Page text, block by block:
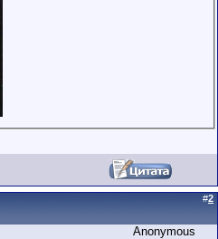
#2
Anonymous